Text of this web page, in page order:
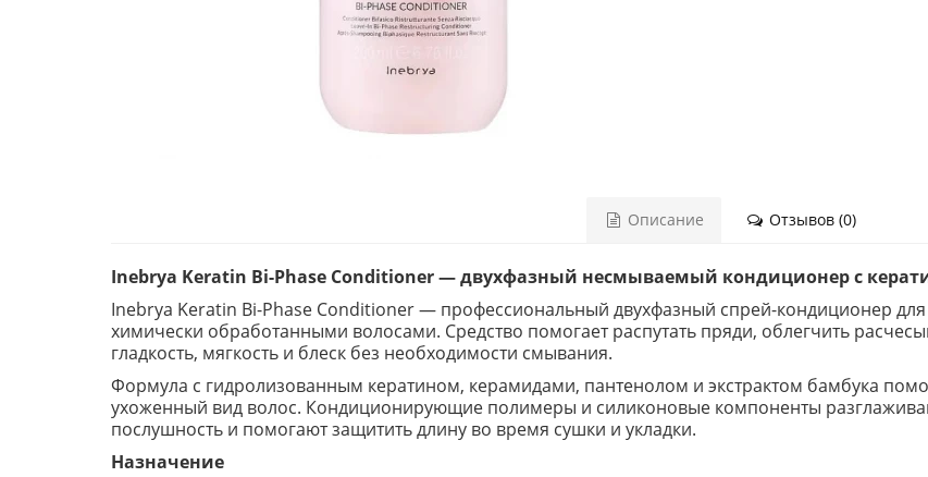
Описание Отзывов (0)
Inebrya Keratin Bi-Phase Conditioner — двухфазный несмываемый кондиционер с
Inebrya Keratin Bi-Phase Conditioner — профессиональный двухфазный спрей-кондиционер
химически обработанными волосами. Средство помогает распутать пряди, облегчить
гладкость, мягкость и блеск без необходимости смывания.
Формула с гидролизованным кератином, керамидами, пантенолом и экстрактом бамбука
ухоженный вид волос. Кондиционирующие полимеры и силиконовые компоненты
послушность и помогают защитить длину во время сушки и укладки.
Назначение